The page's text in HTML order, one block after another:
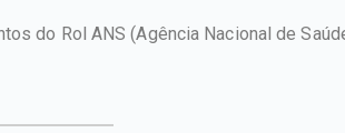
do Rol ANS(Agência Nacional de